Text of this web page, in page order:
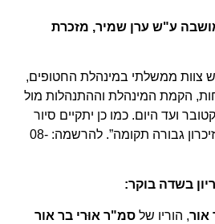
המושבה ע"ש ערן שמיר, מזכרת
צוות ממשלתי במינהלת החטופים,
הקמת המינהלת וההתנהלות מול
החל מ-7 באוקטובר ועד היום. כמו כן יתקיים סיור
“שיירה בדרך אל העיר – זיכרון גבורה תקומה”. להרשמה: 08-
אור, הוריו של סמ"ר אוּרי בר אור